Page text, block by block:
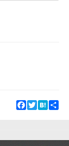
Facebook
TwitterHatena